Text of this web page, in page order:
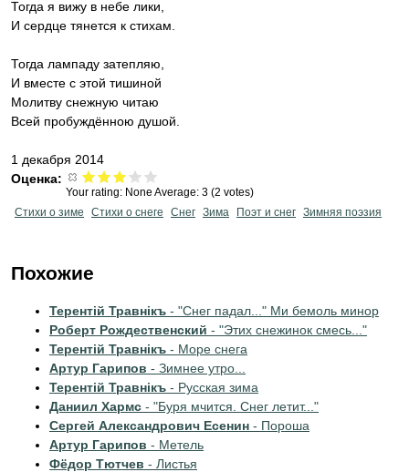
Тогда я вижу в небе лики,
И сердце тянется к стихам.
Тогда лампаду затепляю,
И вместе с этой тишиной
Молитву снежную читаю
Всей пробуждённою душой.
1 декабря 2014
Оценка:
Your rating: None Average: 3 (2 votes)
Стихи о зиме
Стихи о снеге Снег Зима Поэт и снег Зимняя поэзия
Похожие
Терентiй Травнiкъ - "Снег падал..." Ми бемоль минор
Роберт Рождественский - "Этих снежинок смесь..."
Терентiй Травнiкъ - Море снега
Артур Гарипов - Зимнее утро...
Терентiй Травнiкъ - Русская зима
Даниил Хармс - "Буря мчится. Снег летит..."
Сергей Александрович Есенин - Пороша
Артур Гарипов - Метель
Фёдор Тютчев - Листья